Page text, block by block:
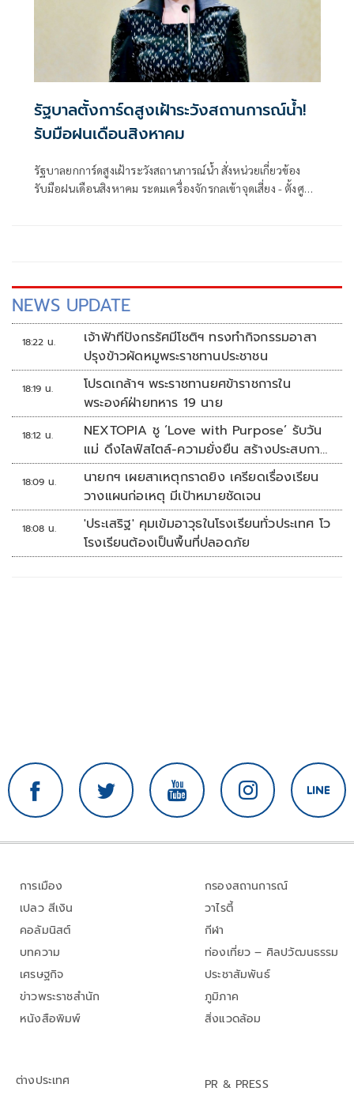
รัฐบาลตั้งการ์ดสูงเฝ้าระวังสถานการณ์น้ำ!
รับมือฝนเดือนสิงหาคม
รัฐบาลยกการ์ดสูงเฝ้าระวังสถานการณ์น้ำ สั่งหน่วยเกี่ยวข้อง
รับมือฝนเดือนสิงหาคม ระดมเครื่องจักรกลเข้าจุดเสี่ยง - ตั้งศูนย์
NEWS UPDATE
18:22 น.
เจ้าฟ้าทีปังกรรัศมีโชติฯ ทรงทำกิจกรรมอาสา
ปรุงข้าวผัดหมูพระราชทานประชาชน
18:19 น.
โปรดเกล้าฯ พระราชทานยศข้าราชการใน
พระองค์ฝ่ายทหาร 19 นาย
18:12 น.
NEXTOPIA ชู ‘Love with Purpose’ รับวัน
แม่ ดึงไลฟ์สไตล์-ความยั่งยืน สร้างประสบกา
รณ์ช้อปปิงมีความหมาย
18:09 น.
นายกฯ เผยสาเหตุกราดยิง เครียดเรื่องเรียน
วางแผนก่อเหตุ มีเป้าหมายชัดเจน
18:08 น.
'ประเสริฐ' คุมเข้มอาวุธในโรงเรียนทั่วประเทศ โว
โรงเรียนต้องเป็นพื้นที่ปลอดภัย
การเมือง
เปลว สีเงิน
คอลัมนิสต์
บทความ
เศรษฐกิจ
ข่าวพระราชสำนัก
หนังสือพิมพ์
กรองสถานการณ์
วาไรตี้
กีฬา
ท่องเที่ยว – ศิลปวัฒนธรรม
ประชาสัมพันธ์
ภูมิภาค
สิ่งแวดล้อม
ต่างประเทศ
PR & PRESS